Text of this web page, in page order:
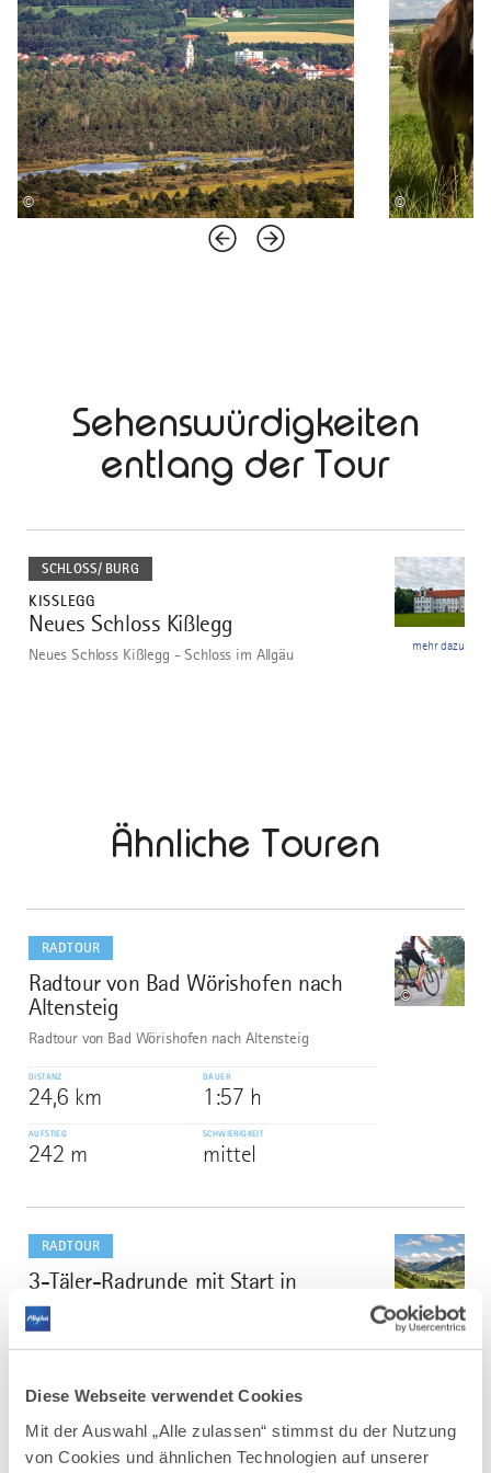
Diese Webseite verwendet Cookies
Mit der Auswahl „Alle zulassen“ stimmst du der Nutzung
von Cookies und ähnlichen Technologien auf unserer
© ©
Sehenswürdigkeiten
entlang der Tour
SCHLOSS/ BURG
KISSLEGG
1
Neues Schloss Kißlegg
Neues Schloss Kißlegg - Schloss im Allgäu mehr dazu
dazu
Ähnliche Touren
RADTOUR
1
Radtour von Bad Wörishofen nach
Altensteig
©
Radtour von Bad Wörishofen nach Altensteig
DISTANZ
24,6 km
DAUER
1:57 h
AUFSTIEG
242 m
SCHWIERIGKEIT
mittel
dazu
RADTOUR
2
3-Täler-Radrunde mit Start in
Nesselwang im Allgäu
©
Gleich drei reizvolle Täler werden bei dieser Radrunde
DISTANZ DAUER
AUFSTIEG SCHWIERIGKEIT
dazu